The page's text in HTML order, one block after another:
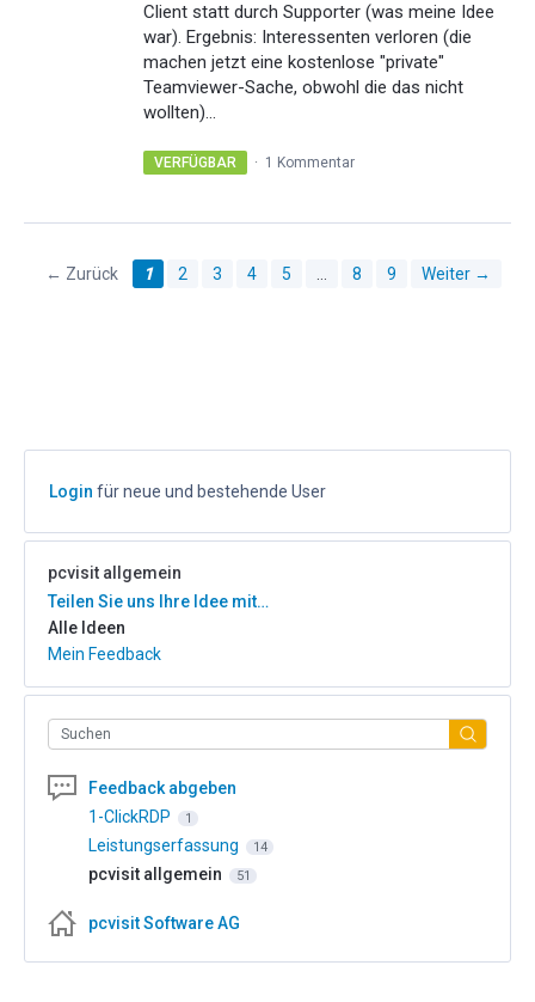
Client statt durch Supporter (was meine Idee
war). Ergebnis: Interessenten verloren (die
machen jetzt eine kostenlose "private"
Teamviewer-Sache, obwohl die das nicht
wollten)...
VERFÜGBAR · 1 Kommentar
← Zurück 1 2 3 4 5 8 9 Weiter →
Login für neue und bestehende User
pcvisit allgemein
Kategorien
Teilen Sie uns Ihre Idee mit…
Alle Ideen
Mein Feedback
Suchen
Feedback abgeben
1-ClickRDP
1
Leistungserfassung 14
pcvisit allgemein 51
pcvisit Software AG